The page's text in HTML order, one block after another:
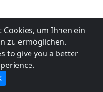
Cookies, um Ihnen ein
zu ermöglichen.
to give you a better